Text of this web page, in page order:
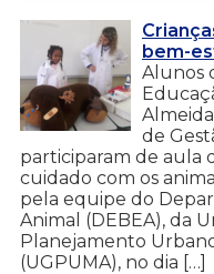
bem-
Alunos
de
participaram de aula
cuidado com os
pela equipe do
Animal (DEBEA), da
Planejamento
(UGPUMA), no dia […]